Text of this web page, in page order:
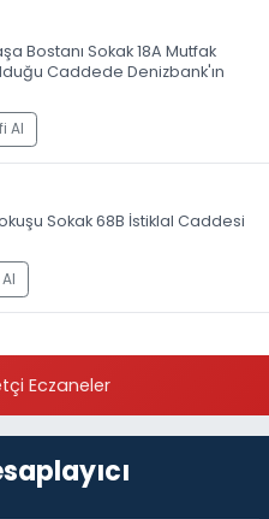
Bostanı Sokak 18A Mutfak
Caddede Denizbank'ın
Al
Sokak 68B İstiklal Caddesi
Eczaneler